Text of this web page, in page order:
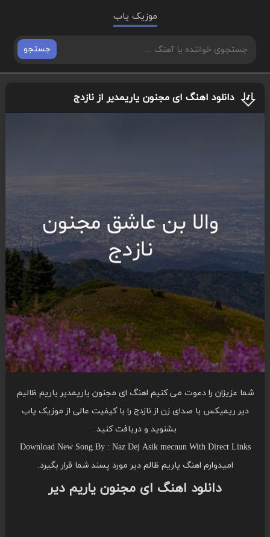
موزیک یاب
جستجو
دانلود اهنگ ای مجنون یاریمدیر از نازدج
شما عزیزان را دعوت می کنیم اهنگ ای مجنون یاریمدیر یاریم ظالیم
دیر ریمیکس با صدای زن از نازدج را با کیفیت عالی از موزیک یاب
بشنوید و دریافت کنید.
Download New Song By : Naz Dej Asik mecnun With Direct Links
امیدوارم اهنگ یاریم ظالم دیر مورد پسند شما قرار بگیرد.
دانلود اهنگ ای مجنون یاریم دیر